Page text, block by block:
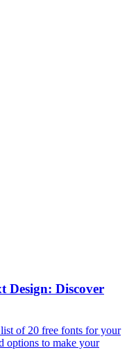
Design: Discover
of 20 free fonts for your
options to make your